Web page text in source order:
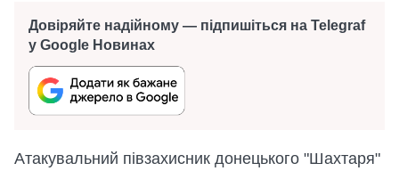
Довіряйте надійному — підпишіться на Telegraf
у Google Новинах
Атакувальний півзахисник донецького "Шахтаря"